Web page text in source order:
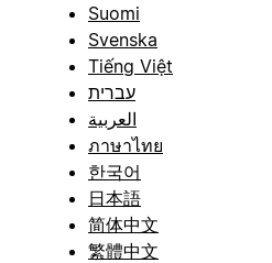
Suomi
Svenska
Tiếng Việt
עברית
العربية
ภาษาไทย
한국어
日本語
简体中文
繁體中文